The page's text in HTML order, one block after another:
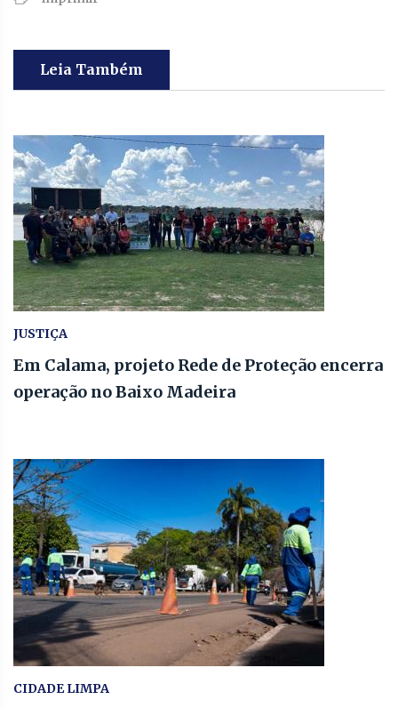
Leia Também
JUSTIÇA
Em Calama, projeto Rede de Proteção encerra
operação no Baixo Madeira
CIDADE LIMPA